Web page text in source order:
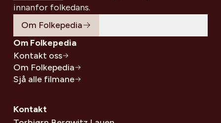
innanfor folkedans.
Om Folkepedia
Om Folkepedia
Kontakt oss
Om Folkepedia
Sjå alle filmane
Kontakt